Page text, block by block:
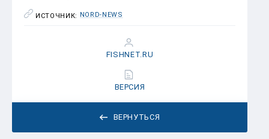
ИСТОЧНИК: NORD-NEWS
ВЕРНУТЬСЯ
FISHNET.RU
ВЕРСИЯ